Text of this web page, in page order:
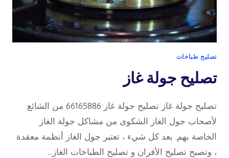
تصليح طباخات
تصليح جولة غاز
تصليح جولة غاز تصليح جولة غاز 66165886 من الشائع
لأصحاب جول الغاز الشكوى من مشاكل جولة الغاز
الخاصة بهم. بعد كل شيء ، تعتبر جول الغاز أنظمة معقدة
، وتصبح تصليح الأفران و تصليح الطباخات الغاز…